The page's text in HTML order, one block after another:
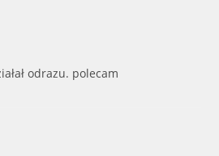
odrazu. polecam